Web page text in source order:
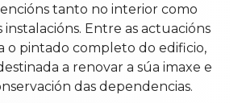
tanto no interior como
Entre as actuacións
o pintado completo do edificio,
a renovar a súa imaxe e
das dependencias.